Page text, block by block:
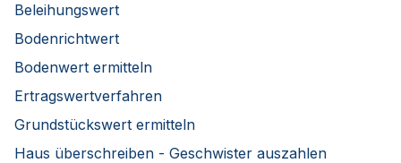
Beleihungswert
Bodenrichtwert
Bodenwert ermitteln
Ertragswertverfahren
Grundstückswert ermitteln
Haus überschreiben - Geschwister auszahlen